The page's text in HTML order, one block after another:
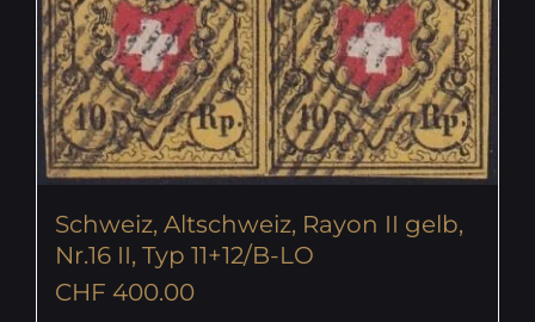
Schweiz, Altschweiz, Rayon II gelb,
Nr.16 II, Typ 11+12/B-LO
CHF 400.00